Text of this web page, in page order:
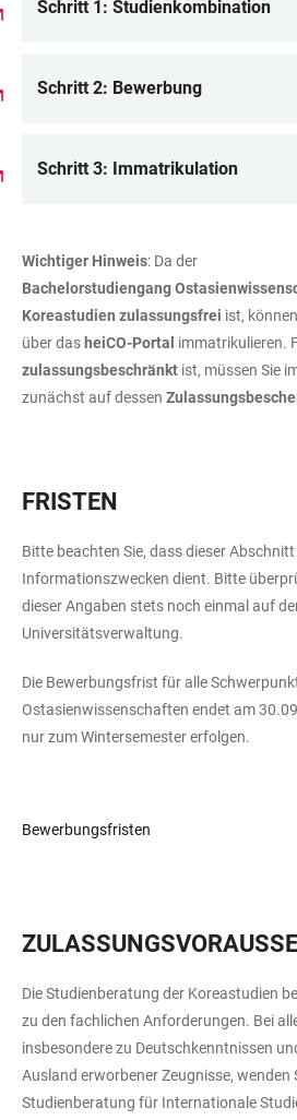
Schritt 1: Studienkombination
Schritt 2: Bewerbung
Schritt 3: Immatrikulation
Wichtiger Hinweis: Da der
Bachelorstudiengang
Koreastudien zulassungsfrei ist,
über das heiCO-Portal immatrikulieren.
zulassungsbeschränkt ist, müssen Sie
zunächst auf dessen
FRISTEN
Bitte beachten Sie, dass dieser
Informationszwecken dient. Bitte
dieser Angaben stets noch einmal auf
Universitätsverwaltung.
Die Bewerbungsfrist für alle
Ostasienwissenschaften endet am
nur zum Wintersemester erfolgen.
Bewerbungsfristen
Die Studienberatung der Koreastudien
zu den fachlichen Anforderungen. Bei
insbesondere zu Deutschkenntnissen
Ausland erworbener Zeugnisse, wenden
Studienberatung für Internationale